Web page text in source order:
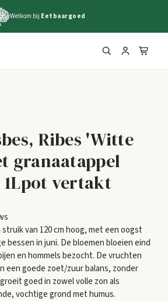
Welkom bij Eetbaargoed
Ribes 'Witte
granaatappel
vertakt
van 120 cm hoog, met een oogst
bessen in juni. De bloemen bloeien eind
en hommels bezocht. De vruchten
een goede zoet/zuur balans, zonder
goed in zowel volle zon als
vochtige grond met humus.